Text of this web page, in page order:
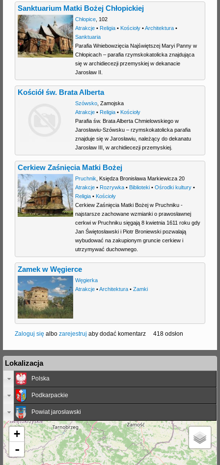
Sanktuarium Matki Bożej Chłopickiej
Chłopice, 102
Atrakcje• Religia• Kościoły•Architektura•
Sanktuaria
Parafia Wniebowzięcia Najświętszej Maryi Panny w
Chłopicach – parafia rzymskokatolicka znajdująca
się w archidiecezji przemyskiej w dekanacie
Jarosław II.
Kościół św. Brata Alberta
Szówsko, Zamojska
Atrakcje• Religia• Kościoły
Parafia św. Brata Alberta Chmielowskiego w
Jarosławiu-Szówsku – rzymskokatolicka parafia
znajduje się w Jarosławiu, należący do dekanatu
Jarosław III, w archidiecezji przemyskiej.
Cerkiew Zaśnięcia Matki Bożej
Pruchnik
Księdza Bronisława Markiewicza 20
Atrakcje• Rozrywka• Biblioteki• Ośrodki kultury•
Religia• Kościoły
Cerkiew Zaśnięcia Matki Bożej w Pruchniku -
najstarsze zachowane wzmianki o prawosławnej
cerkwi w Pruchniku sięgają 8 kwietnia 1611 roku gdy
Jan Świętosławski i Piotr Broniewski pozwalają
wybudować na zakupionym gruncie cerkiew i
utrzymywać duchownego.
Zamek w Węgierce
Węgierka
Atrakcje•Architektura• Zamki
Zaloguj się albo zarejestruj aby dodać komentarz 418 odsłon
Lokalizacja
Polska
Podkarpackie
Powiat jarosławski
+
-